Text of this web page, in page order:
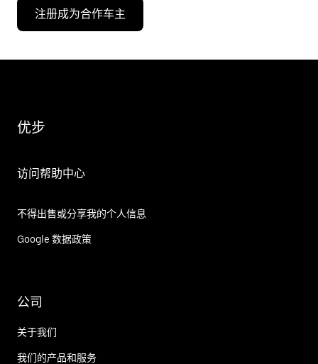
注册成为合作车主
优步
访问帮助中心
不得出售或分享我的个人信息
Google 数据政策
公司
关于我们
我们的产品和服务